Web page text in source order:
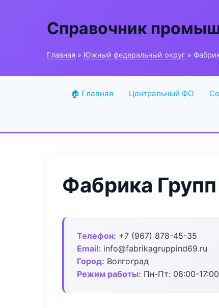
Справочник
Главная » Южный федеральный округ »
🏠 Главная Центральный ФО
Фабрика
Телефон: +7 (967) 878-45-35
Email: info@fabrikagruppind69.ru
Город: Волгоград
Режим работы: Пн-Пт: 08:00-17:00